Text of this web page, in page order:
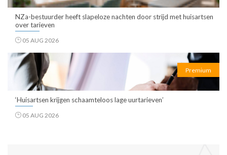
NZa-bestuurder heeft slapeloze nachten door strijd met huisartsen
over tarieven
05 AUG 2026
Premium
‘Huisartsen krijgen schaamteloos lage uurtarieven’
05 AUG 2026